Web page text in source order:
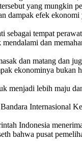
yang mungkin
dampak efek
tempat
dan
dan matang dan
ekonominya bukan
menjadi lebih maju
Internasional
Indonesia
bahwa pusat